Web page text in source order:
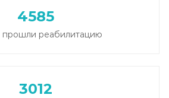
4585
реабилитацию
3012